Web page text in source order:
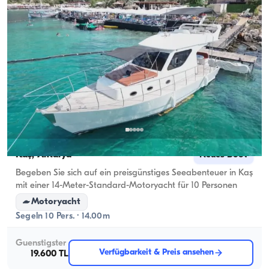
Kaş, Antalya Neues Boot
Begeben Sie sich auf ein preisgünstiges Seeabenteuer in Kaş
mit einer 14-Meter-Standard-Motoryacht für 10 Personen
Motoryacht
Segeln 10 Pers. · 14.00m
Guenstigster
19.600 TL
Verfügbarkeit & Preis ansehen